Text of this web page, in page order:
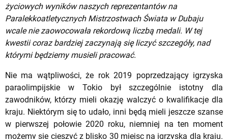
życiowych wyników naszych reprezentantów na
Paralekkoatletycznych Mistrzostwach Świata w Dubaju
wcale nie zaowocowała rekordową liczbą medali. W tej
kwestii coraz bardziej zaczynają się liczyć szczegóły, nad
którymi będziemy musieli pracować.
Nie ma wątpliwości, że rok 2019 poprzedzający igrzyska
paraolimpijskie w Tokio był szczególnie istotny dla
zawodników, którzy mieli okazję walczyć o kwalifikacje dla
kraju. Niektórym się to udało, inni będą mieli jeszcze szanse
w pierwszej połowie 2020 roku, niemniej na ten moment
możemy się cieszyć z blisko 30 miejsc na igrzyska dla kraju.